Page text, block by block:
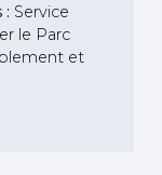
: Service
le Parc
et